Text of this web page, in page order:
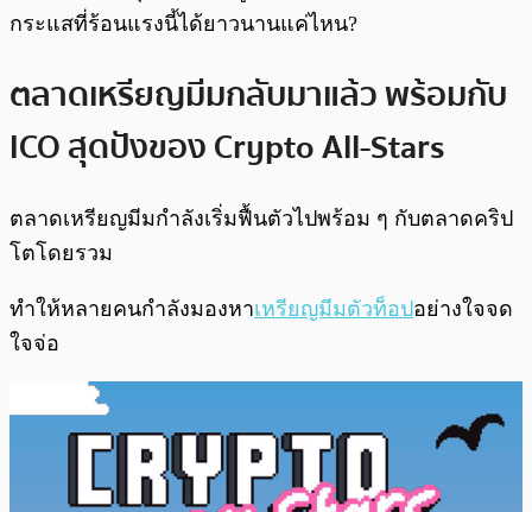
กระแสที่ร้อนแรงนี้ได้ยาวนานแค่ไหน?
ตลาดเหรียญมีมกลับมาแล้ว พร้อมกับ
ICO สุดปังของ Crypto All-Stars
ตลาดเหรียญมีมกำลังเริ่มฟื้นตัวไปพร้อม ๆ กับตลาดคริป
โตโดยรวม
ทำให้หลายคนกำลังมองหาเหรียญมีมตัวท็อปอย่างใจจด
ใจจ่อ